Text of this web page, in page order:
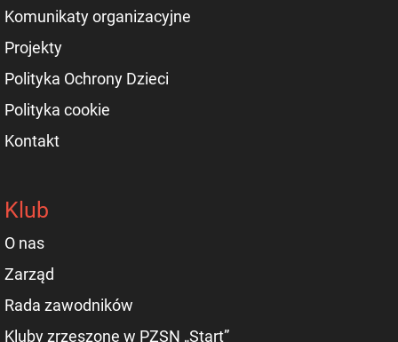
Komunikaty organizacyjne
Projekty
Polityka Ochrony Dzieci
Polityka cookie
Kontakt
Klub
O nas
Zarząd
Rada zawodników
Kluby zrzeszone w PZSN „Start”